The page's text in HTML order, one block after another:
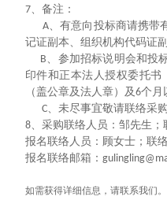
7、备注：
A、有意向投标商请携带
记证副本、组织机构代码证
B、参加招标说明会和投
印件和正本法人授权委托
（盖公章及法人章）及6个月
C、未尽事宜敬请联络采
8、采购联络人员：邹先生；
报名联络人员：顾女士；联
报名联络邮箱：
如需获得详细信息，请联系我们。